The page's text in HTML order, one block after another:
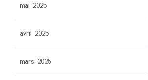
mai 2025
avril 2025
mars 2025